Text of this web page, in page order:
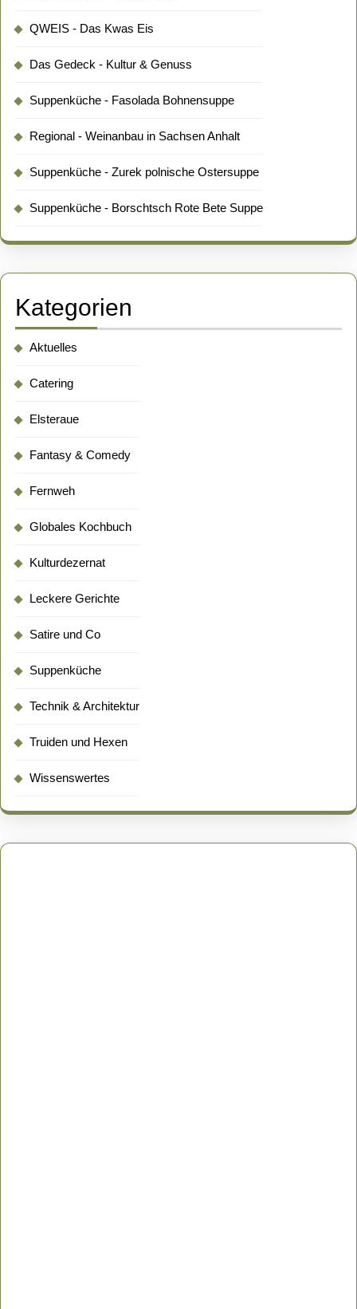
QWEIS - Das Kwas Eis
Das Gedeck - Kultur & Genuss
Suppenküche - Fasolada Bohnensuppe
Regional - Weinanbau in Sachsen Anhalt
Suppenküche - Zurek polnische Ostersuppe
Suppenküche - Borschtsch Rote Bete Suppe
Kategorien
Aktuelles
Catering
Elsteraue
Fantasy & Comedy
Fernweh
Globales Kochbuch
Kulturdezernat
Leckere Gerichte
Satire und Co
Suppenküche
Technik & Architektur
Truiden und Hexen
Wissenswertes